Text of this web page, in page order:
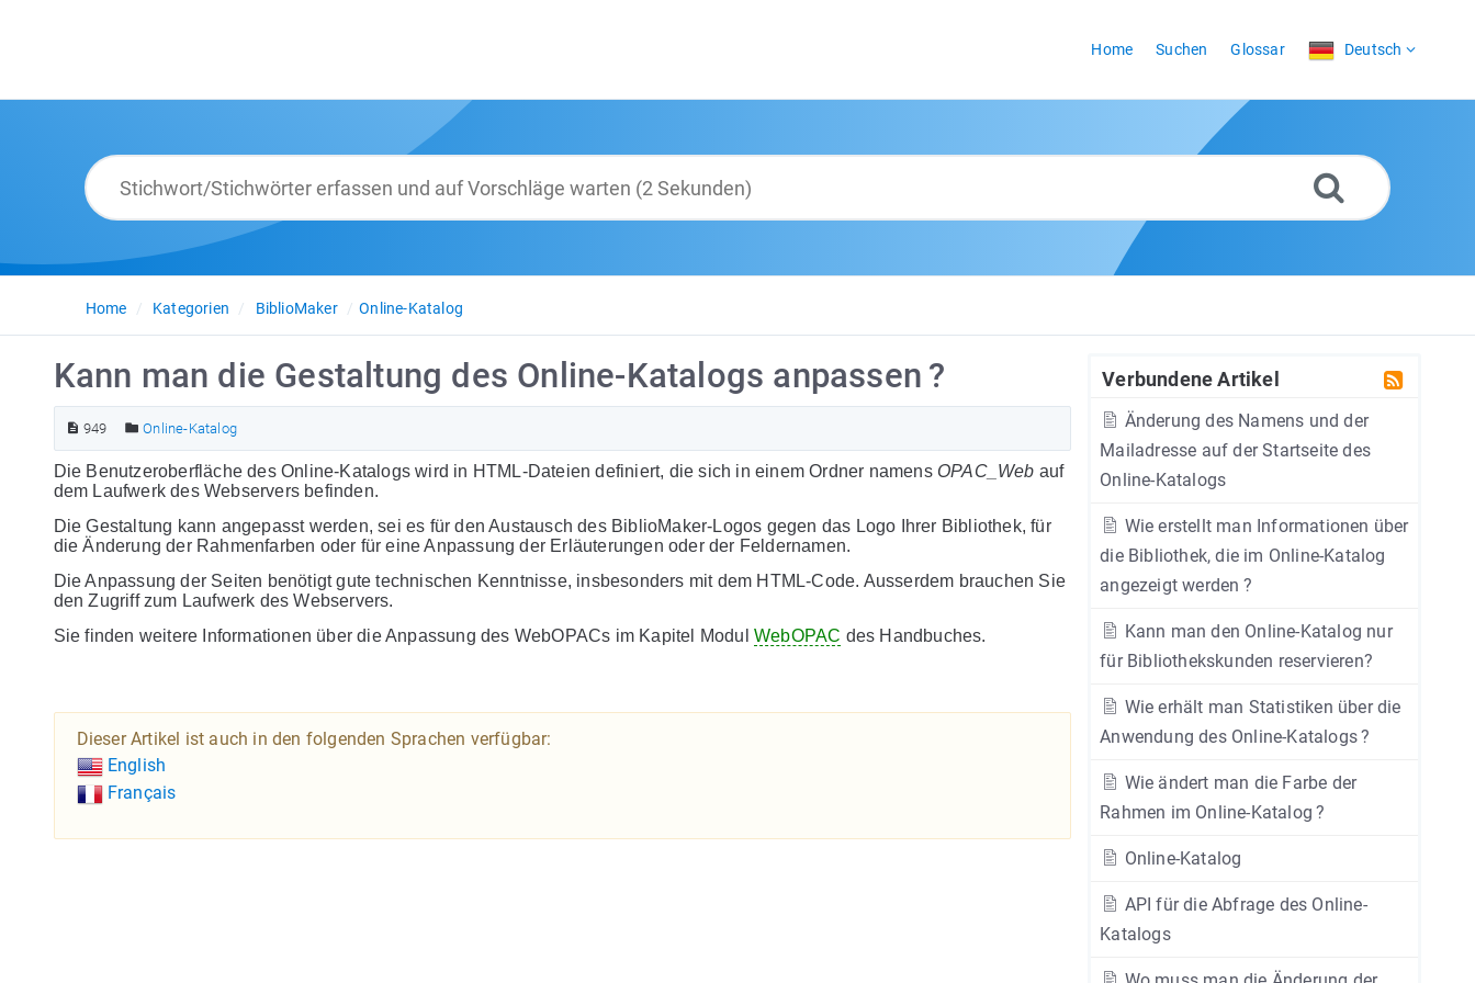
Home Suchen Glossar Deutsch
Home Kategorien BiblioMaker Online-Katalog
Verbundene Artikel
Änderung des Namens und der
Mailadresse auf der Startseite des
Online-Katalogs
Wie erstellt man Informationen über
die Bibliothek, die im Online-Katalog
angezeigt werden ?
Kann man den Online-Katalog nur
für Bibliothekskunden reservieren?
Wie erhält man Statistiken über die
Anwendung des Online-Katalogs ?
Wie ändert man die Farbe der
Rahmen im Online-Katalog ?
Online-Katalog
API für die Abfrage des Online-
Katalogs
Kann man die Gestaltung des Online-Katalogs anpassen ?
949 Online-Katalog
Die Benutzeroberfläche des Online-Katalogs wird in HTML-Dateien definiert, die sich in einem Ordner namens OPAC_Web auf
dem Laufwerk des Webservers befinden.
Die Gestaltung kann angepasst werden, sei es für den Austausch des BiblioMaker-Logos gegen das Logo Ihrer Bibliothek, für
die Änderung der Rahmenfarben oder für eine Anpassung der Erläuterungen oder der Feldernamen.
Die Anpassung der Seiten benötigt gute technischen Kenntnisse, insbesonders mit dem HTML-Code. Ausserdem brauchen Sie
den Zugriff zum Laufwerk des Webservers.
Sie finden weitere Informationen über die Anpassung des WebOPACs im Kapitel Modul WebOPAC des Handbuches.
Dieser Artikel ist auch in den folgenden Sprachen verfügbar:
English
Français